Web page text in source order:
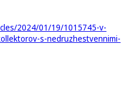
2024/01/19/1015745-v-
s-nedruzhestvennimi-